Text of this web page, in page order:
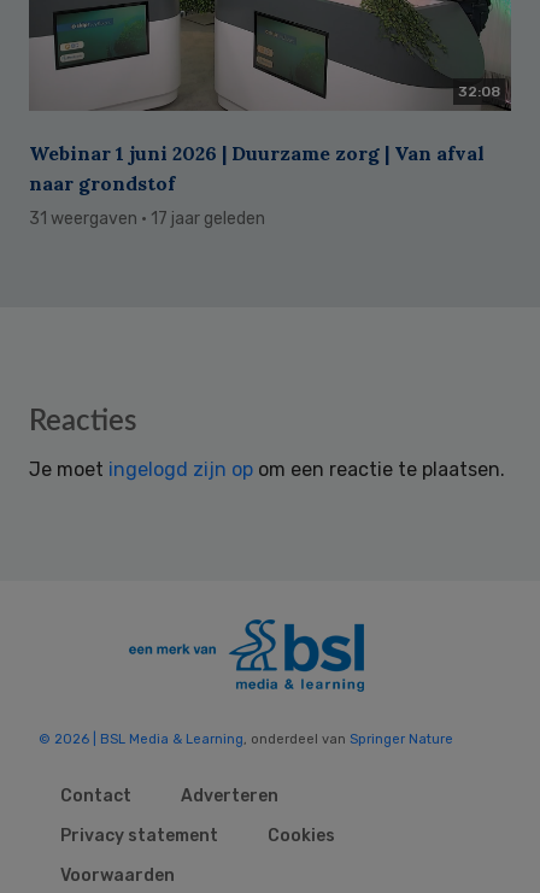
32:08
Webinar 1 juni 2026 | Duurzame zorg | Van afval
naar grondstof
31 weergaven · 17 jaar geleden
Reader
Reacties
Je moet ingelogd zijn op om een reactie te plaatsen.
© 2026 | BSL Media & Learning, onderdeel van Springer Nature
Contact
Adverteren
Privacy statement
Cookies
Voorwaarden